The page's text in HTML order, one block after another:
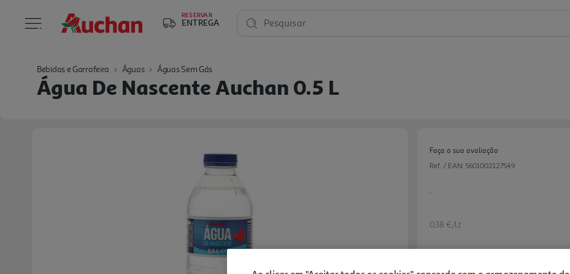
RESERVAR
ENTREGA Pesquisar
Bebidas e Garrafeira Águas Águas Sem Gás
Água De Nascente Auchan 0.5 L
Faça a sua avaliação
Ref. / EAN: 5601002127549
.
0.38 €/Lt